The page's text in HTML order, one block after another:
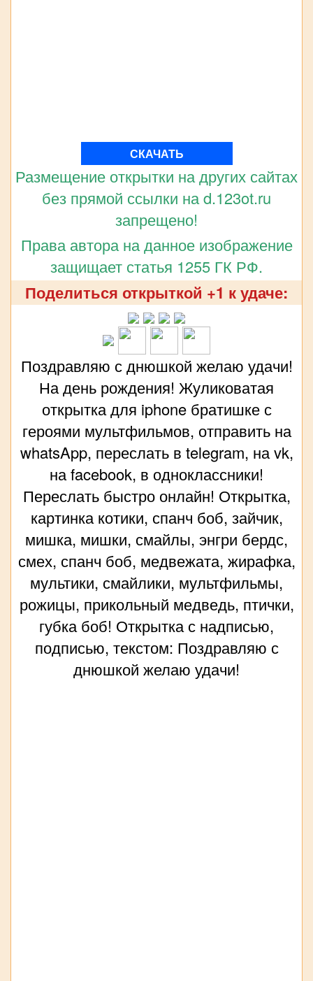
СКАЧАТЬ
Размещение открытки на других сайтах
без прямой ссылки на d.123ot.ru
запрещено!
Права автора на данное изображение
защищает статья 1255 ГК РФ.
Поделиться открыткой +1 к удаче:
Поздравляю с днюшкой желаю удачи!
На день рождения! Жуликоватая
открытка для iphone братишке с
героями мультфильмов, отправить на
whatsApp, переслать в telegram, на vk,
на facebook, в одноклассники!
Переслать быстро онлайн! Открытка,
картинка котики, спанч боб, зайчик,
мишка, мишки, смайлы, энгри бердс,
смех, спанч боб, медвежата, жирафка,
мультики, смайлики, мультфильмы,
рожицы, прикольный медведь, птички,
губка боб! Открытка с надписью,
подписью, текстом: Поздравляю с
днюшкой желаю удачи!